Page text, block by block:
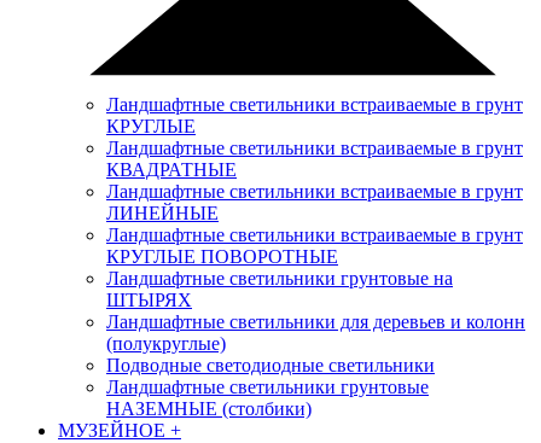
Ландшафтные светильники встраиваемые в грунт
КРУГЛЫЕ
Ландшафтные светильники встраиваемые в грунт
КВАДРАТНЫЕ
Ландшафтные светильники встраиваемые в грунт
ЛИНЕЙНЫЕ
Ландшафтные светильники встраиваемые в грунт
КРУГЛЫЕ ПОВОРОТНЫЕ
Ландшафтные светильники грунтовые на
ШТЫРЯХ
Ландшафтные светильники для деревьев и колонн
(полукруглые)
Подводные светодиодные светильники
Ландшафтные светильники грунтовые
НАЗЕМНЫЕ (столбики)
МУЗЕЙНОЕ +